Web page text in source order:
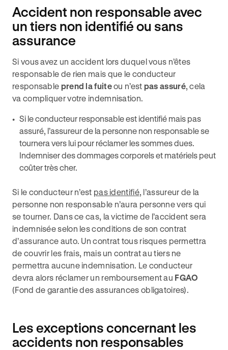
Accident non responsable avec
un tiers non identifié ou sans
assurance
Si vous avez un accident lors duquel vous n’êtes
responsable de rien mais que le conducteur
responsable prend la fuiteou n’est pas assuré, cela
va compliquer votre indemnisation.
Si le conducteur responsable est identifié mais pas
assuré, l’assureur de la personne non responsable se
tournera vers lui pour réclamer les sommes dues.
Indemniser des dommages corporels et matériels peut
coûter très cher.
Si le conducteur n’est pas identifié, l’assureur de la
personne non responsable n’aura personne vers qui
se tourner. Dans ce cas, la victime de l’accident sera
indemnisée selon les conditions de son contrat
d’assurance auto. Un contrat tous risques permettra
de couvrir les frais, mais un contrat au tiers ne
permettra aucune indemnisation. Le conducteur
devra alors réclamer un remboursement au FGAO
(Fond de garantie des assurances obligatoires).
Les exceptions concernant les
accidents non responsables